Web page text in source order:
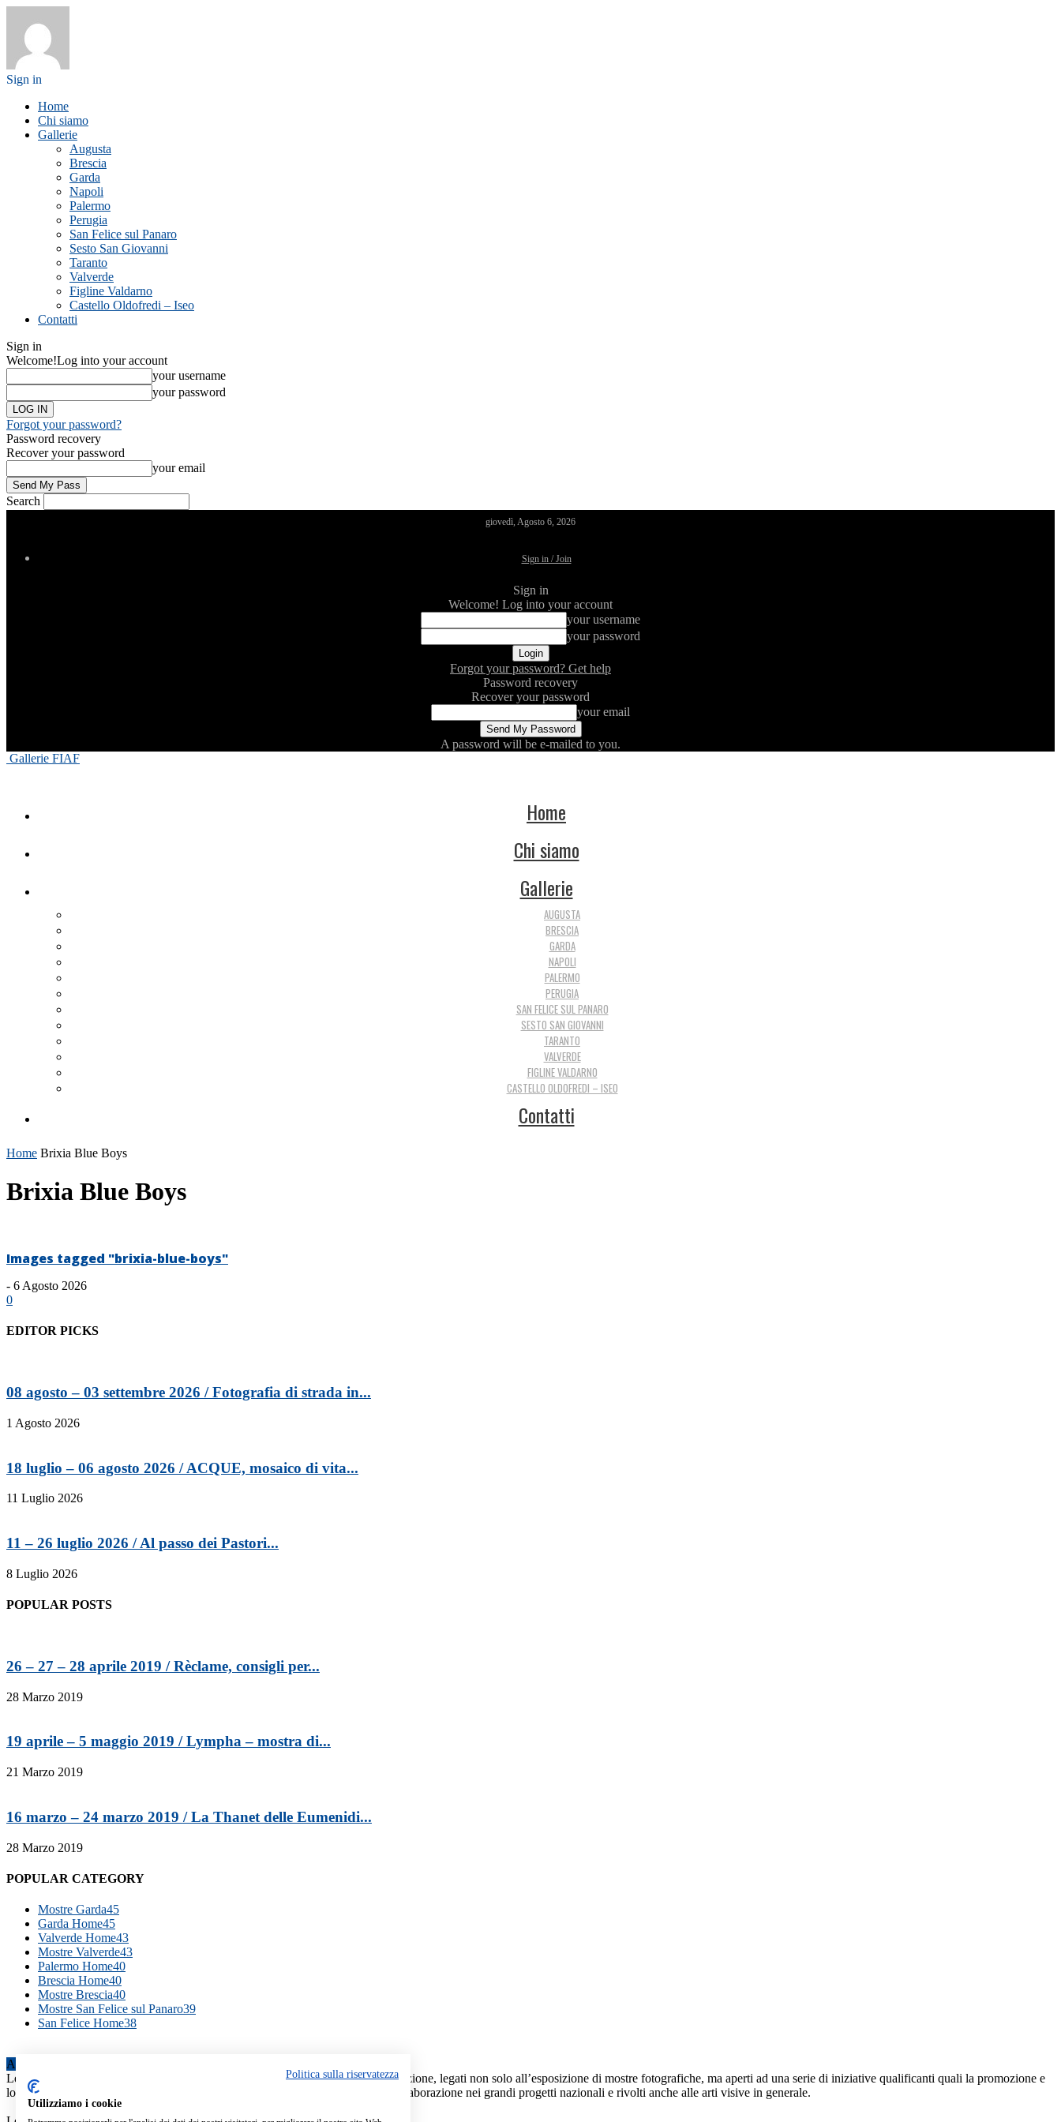
Sign in
Home
Chi siamo
Gallerie
Augusta
Brescia
Garda
Napoli
Palermo
Perugia
San Felice sul Panaro
Sesto San Giovanni
Taranto
Valverde
Figline Valdarno
Castello Oldofredi – Iseo
Contatti
Sign in
Welcome!Log into your account
your username
your password
Forgot your password?
Password recovery
Recover your password
your email
Search
giovedì, Agosto 6, 2026
Sign in / Join
Sign in
Welcome! Log into your account
your username
your password
Forgot your password? Get help
Password recovery
Recover your password
your email
A password will be e-mailed to you.
Gallerie FIAF
Home
Chi siamo
Gallerie
AUGUSTA
BRESCIA
GARDA
NAPOLI
PALERMO
PERUGIA
SAN FELICE SUL PANARO
SESTO SAN GIOVANNI
TARANTO
VALVERDE
FIGLINE VALDARNO
CASTELLO OLDOFREDI – ISEO
Contatti
Home Brixia Blue Boys
Brixia Blue Boys
Images tagged "brixia-blue-boys"
- 6 Agosto 2026
0
EDITOR PICKS
08 agosto – 03 settembre 2026 / Fotografia di strada in...
1 Agosto 2026
18 luglio – 06 agosto 2026 / ACQUE, mosaico di vita...
11 Luglio 2026
11 – 26 luglio 2026 / Al passo dei Pastori...
8 Luglio 2026
POPULAR POSTS
26 – 27 – 28 aprile 2019 / Rèclame, consigli per...
28 Marzo 2019
19 aprile – 5 maggio 2019 / Lympha – mostra di...
21 Marzo 2019
16 marzo – 24 marzo 2019 / La Thanet delle Eumenidi...
28 Marzo 2019
POPULAR CATEGORY
Mostre Garda45
Garda Home45
Valverde Home43
Mostre Valverde43
Palermo Home40
Brescia Home40
Mostre Brescia40
Mostre San Felice sul Panaro39
San Felice Home38
ABOUT US
Le Gallerie FIAF sono gli spazi espositivi riconosciuti ufficialmente dalla Federazione, legati non solo all’esposizione di mostre fotografiche, ma aperti ad una serie di iniziative qualificanti quali la promozione e
lo studio della cultura fotografica, la valorizzazione di iniziative territoriali, la collaborazione nei grandi progetti nazionali e rivolti anche alle arti visive in generale.
Politica sulla riservatezza
Utilizziamo i cookie